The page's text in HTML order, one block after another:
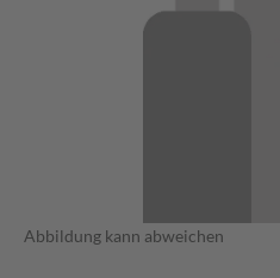
Abbildung kann abweichen